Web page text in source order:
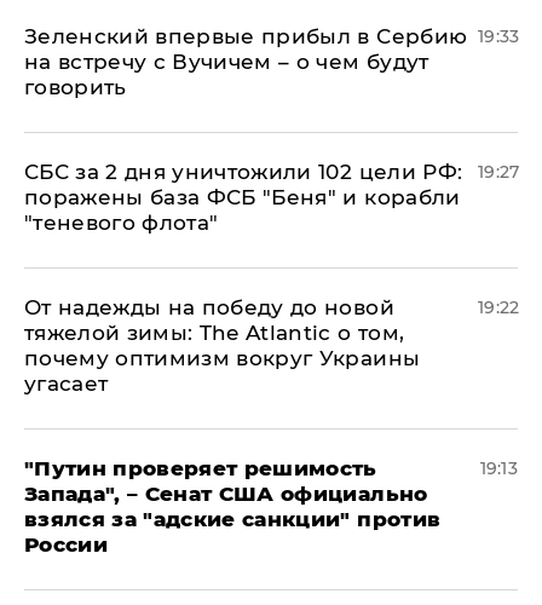
Зеленский впервые прибыл в Сербию
на встречу с Вучичем – о чем будут
говорить
19:33
СБС за 2 дня уничтожили 102 цели РФ:
поражены база ФСБ "Беня" и корабли
"теневого флота"
19:27
От надежды на победу до новой
тяжелой зимы: The Atlantic о том,
почему оптимизм вокруг Украины
угасает
19:22
"Путин проверяет решимость
Запада", – Сенат США официально
взялся за "адские санкции" против
России
19:13